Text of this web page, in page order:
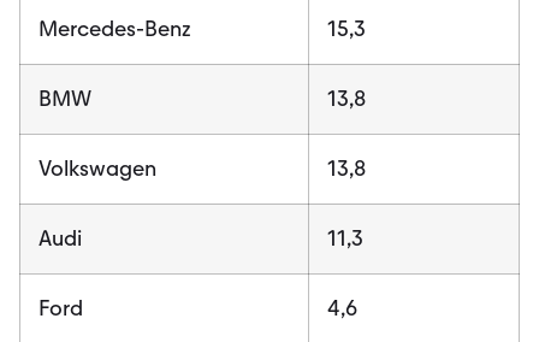
Mercedes-Benz 15,3
BMW 13,8
Volkswagen 13,8
Audi 11,3
Ford 4,6